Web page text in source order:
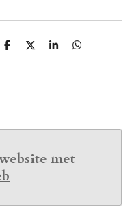
D
D
S
D
met